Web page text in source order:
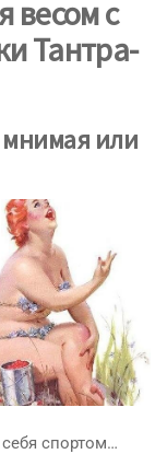
весом с
Тантра-
мнимая или
спортом…